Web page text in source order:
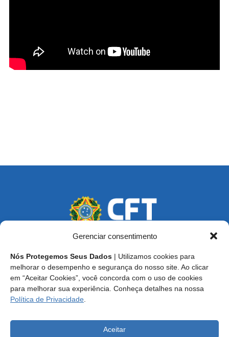
Gerenciar consentimento
Nós Protegemos Seus Dados | Utilizamos cookies para
melhorar o desempenho e segurança do nosso site. Ao clicar
em “Aceitar Cookies”, você concorda com o uso de cookies
para melhorar sua experiência. Conheça detalhes na nossa
Política de Privacidade
Aceitar
Endereço: SCS, Quadra 02, Bloco D, Ed. Oscar Niemeyer,
9º Andar CEP 70.316-900 - Brasília/DF
Central de Atendimento ao Técnico:0800 016-1515